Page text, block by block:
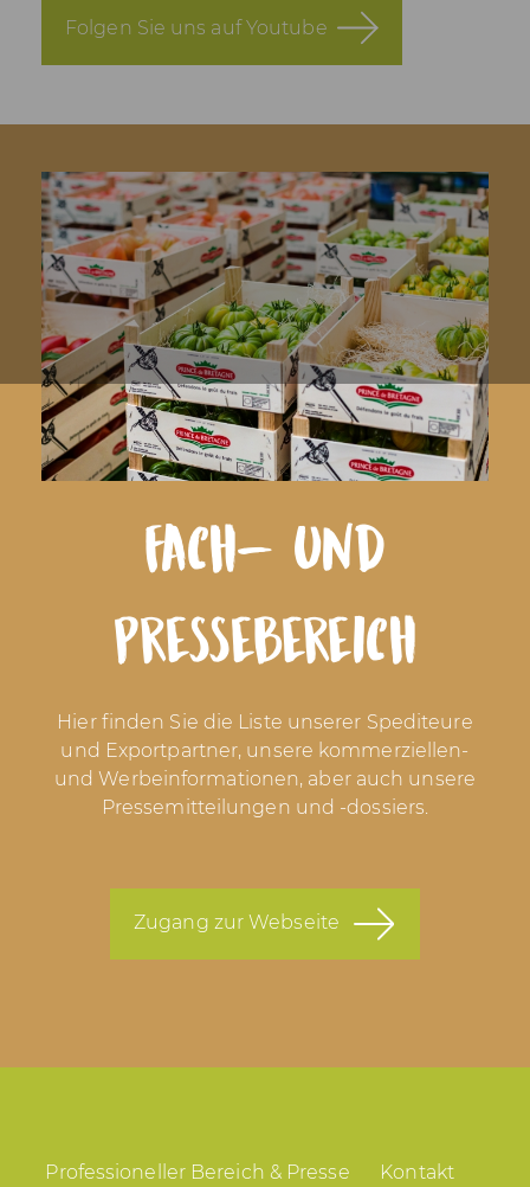
Das größte
Gemüsesortiment
Frankreichs mit :